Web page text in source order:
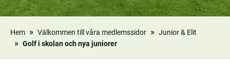
Länkstig
Hem Välkommen till våra medlemssidor
Junior & Elit
Golf i skolan och nya juniorer